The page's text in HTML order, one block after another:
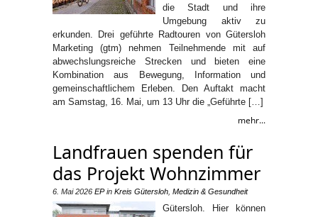
die Stadt und ihre
Umgebung aktiv zu
erkunden. Drei geführte Radtouren von Gütersloh
Marketing (gtm) nehmen Teilnehmende mit auf
abwechslungsreiche Strecken und bieten eine
Kombination aus Bewegung, Information und
gemeinschaftlichem Erleben. Den Auftakt macht
am Samstag, 16. Mai, um 13 Uhr die „Geführte […]
mehr...
Landfrauen spenden für
das Projekt Wohnzimmer
6. Mai 2026 EPin Kreis Gütersloh Medizin & Gesundheit
Gütersloh. Hier können